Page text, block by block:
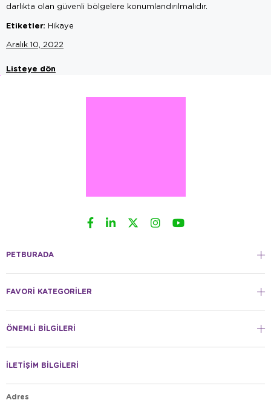
darlıkta olan güvenli bölgelere konumlandırılmalıdır.
Etiketler: Hikaye
Aralık 10, 2022
Listeye dön
PETBURADA
FAVORİ KATEGORİLER
ÖNEMLİ BİLGİLERİ
İLETİŞİM BİLGİLERİ
Adres